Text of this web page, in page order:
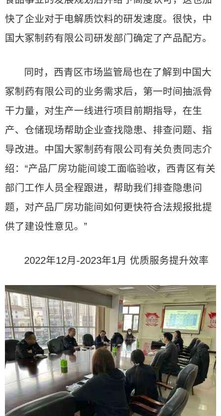
快了企业对于电解质饮料的研发速度。很快，中
国大冢制药有限公司研发部门确定了产品配方。
同时，西青区市场监管局也在了解到中国大
冢制药有限公司的业务需求后，第一时间抽派骨
干力量，对生产一线进行项目前期指导，在生
产、仓储现场帮助企业查找隐患、排查问题、指
导改进。中国大冢制药有限公司有关负责同志介
绍：“产品厂房功能间竣工面临验收，西青区有关
部门工作人员全程跟进，帮助我们排查隐患问
题，对产品厂房功能间如何更快符合法规报批提
供了建设性意见。”
2022年12月-2023年1月 优质服务提升效率